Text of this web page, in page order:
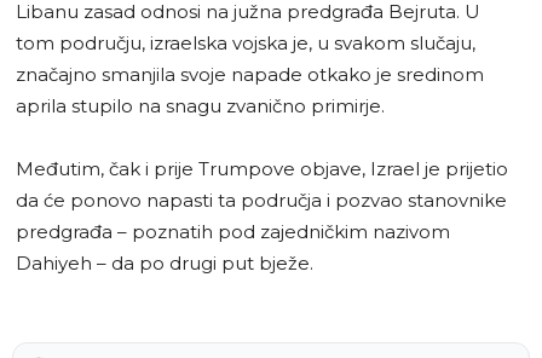
Libanu zasad odnosi na južna predgrađa Bejruta. U
tom području, izraelska vojska je, u svakom slučaju,
značajno smanjila svoje napade otkako je sredinom
aprila stupilo na snagu zvanično primirje.
Međutim, čak i prije Trumpove objave, Izrael je prijetio
da će ponovo napasti ta područja i pozvao stanovnike
predgrađa – poznatih pod zajedničkim nazivom
Dahiyeh – da po drugi put bježe.